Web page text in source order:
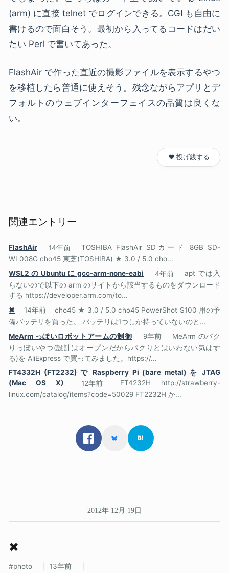
(arm) に直接 telnet でログインできる。CGI も自由に
書けるので面白そう。最初から入ってるコードはだい
たい Perl で書いてあった。
FlashAir で作った直近の撮影ファイルを表示するやつ
を移植したら普通に使えそう。残念ながらアプリとデ
フォルトのウェブインターフェイスの品質は良くな
い。
❤️ 投げ銭する
関連エントリー
FlashAir 14年前
TOSHIBA FlashAir SDカード 8GB SD-
WL008G cho45 東芝(TOSHIBA) ★ 3.0 / 5.0 cho...
WSL2 の Ubuntu に gcc-arm-none-eabi
4年前
apt では入
らないので以下の arm のサイトから該当するものをダウンロード
する https://developer.arm.com/to...
✖
14年前
cho45 ★ 3.0 / 5.0 cho45 PowerShot S100 用の予
備バッテリを買った。 バッテリは1つしか持っていないのと...
MeArm っぽいロボットアームの制御
9年前
MeArm のパク
りっぽいやつ(設計はオープンだからパクりとはいわない気はす
る)を AliExpress で買ってみました。https://...
FT4332H (FT2232) で Raspberry Pi (bare metal) を JTAG
(Mac OS X)
12年前
FT4232H http://strawberry-
linux.com/catalog/items?code=50029 FT2232H か...
2012年 12月 19日
✖
photo 13年前